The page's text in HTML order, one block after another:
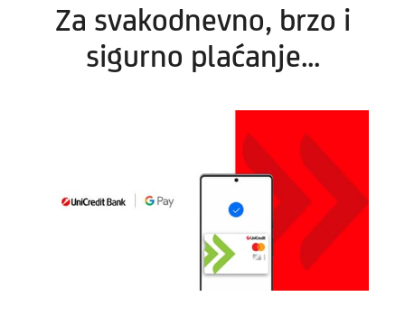
Za svakodnevno, brzo i
sigurno plaćanje...